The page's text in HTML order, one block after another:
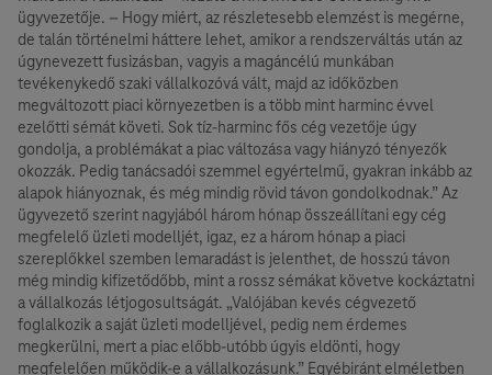
ügyvezetője. – Hogy miért, az részletesebb elemzést is megérne,
de talán történelmi háttere lehet, amikor a rendszerváltás után az
úgynevezett fusizásban, vagyis a magáncélú munkában
tevékenykedő szaki vállalkozóvá vált, majd az időközben
megváltozott piaci környezetben is a több mint harminc évvel
ezelőtti sémát követi. Sok tíz-harminc fős cég vezetője úgy
gondolja, a problémákat a piac változása vagy hiányzó tényezők
okozzák. Pedig tanácsadói szemmel egyértelmű, gyakran inkább az
alapok hiányoznak, és még mindig rövid távon gondolkodnak.” Az
ügyvezető szerint nagyjából három hónap összeállítani egy cég
megfelelő üzleti modelljét, igaz, ez a három hónap a piaci
szereplőkkel szemben lemaradást is jelenthet, de hosszú távon
még mindig kifizetődőbb, mint a rossz sémákat követve kockáztatni
a vállalkozás létjogosultságát. „Valójában kevés cégvezető
foglalkozik a saját üzleti modelljével, pedig nem érdemes
megkerülni, mert a piac előbb-utóbb úgyis eldönti, hogy
megfelelően működik-e a vállalkozásunk.” Egyébiránt elméletben